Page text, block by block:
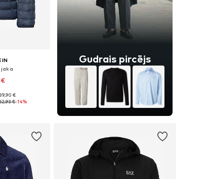
jaka
€
M, L, XL
€
€-14%
Gudrais pircējs